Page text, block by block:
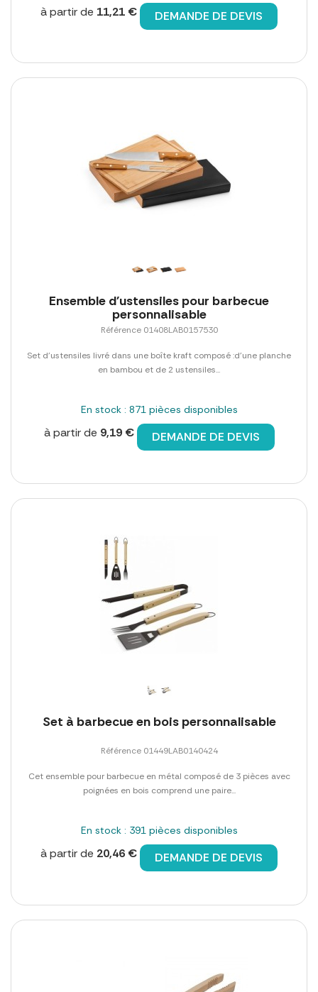
à partir de 11,21 € DEMANDE DE DEVIS
Ensemble d'ustensiles pour barbecue
personnalisable
Référence 01408LAB0157530
Set d'ustensiles livré dans une boîte kraft composé :d'une planche
en bambou et de 2 ustensiles...
En stock : 871 pièces disponibles
à partir de 9,19 € DEMANDE DE DEVIS
Set à barbecue en bois personnalisable
Référence 01449LAB0140424
Cet ensemble pour barbecue en métal composé de 3 pièces avec
poignées en bois comprend une paire...
En stock : 391 pièces disponibles
à partir de 20,46 € DEMANDE DE DEVIS